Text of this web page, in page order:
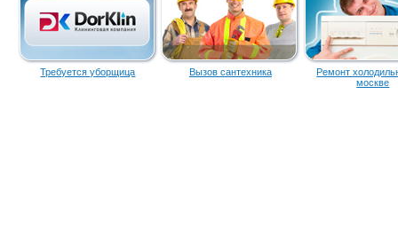
Требуется уборщица Вызов сантехника
Ремонт
москве